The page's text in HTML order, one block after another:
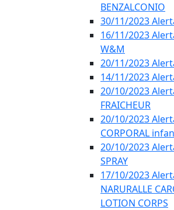
BENZALCONIO
30/11/2023
16/11/2023
W&M
20/11/2023
14/11/2023
20/10/2023
FRAICHEUR
20/10/2023
CORPORAL
20/10/2023
SPRAY
17/10/2023
NARURALLE
LOTION CORPS